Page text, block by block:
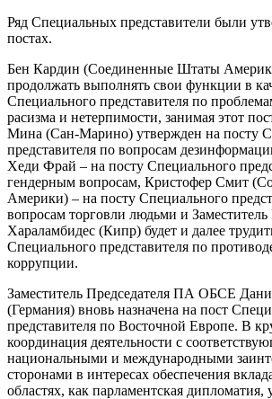
Ряд Специальных представители были
постах.
Бен Кардин (Соединенные Штаты
продолжать выполнять свои функции в
Специального представителя по
расизма и нетерпимости, занимая этот
Мина (Сан-Марино) утвержден на посту
представителя по вопросам
Хеди Фрай – на посту Специального
гендерным вопросам, Кристофер Смит
Америки) – на посту Специального
вопросам торговли людьми и
Хараламбидес (Кипр) будет и далее
Специального представителя по
коррупции.
Заместитель Председателя ПА ОБСЕ
(Германия) вновь назначена на пост
представителя по Восточной Европе. В
координация деятельности с
национальными и международными
сторонами в интересах обеспечения
областях, как парламентская дипломатия,